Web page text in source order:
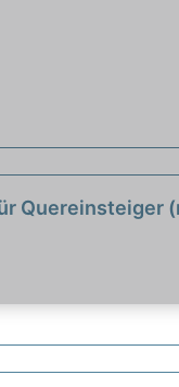
Quereinsteiger